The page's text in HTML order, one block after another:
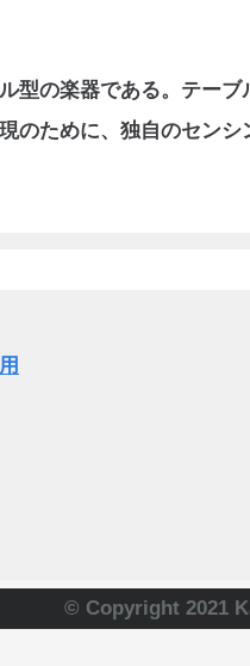
型の楽器である。テー
のために、独自のセン
© Copyright 2021